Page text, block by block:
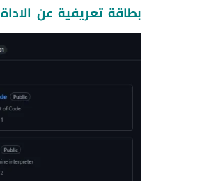
بطاقة تعريفية عن الاداة